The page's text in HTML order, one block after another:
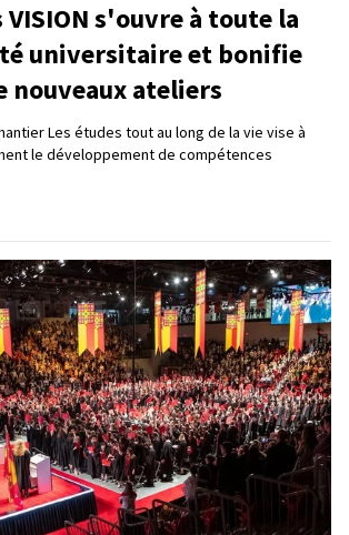
VISION s'ouvre à toute la
universitaire et bonifie
nouveaux ateliers
Les études tout au long de la vie vise à
le développement de compétences